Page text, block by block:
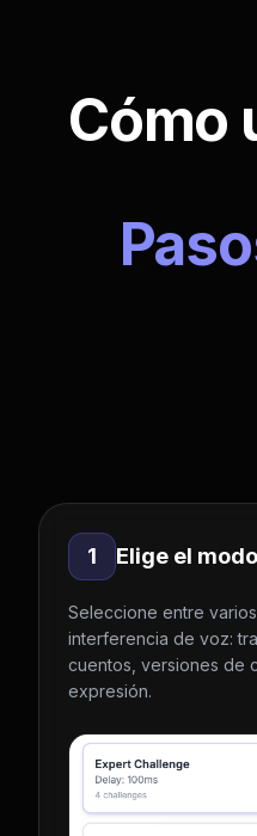
Cómo
1 Elige el
Seleccione entre
interferencia de voz:
cuentos, versiones de
expresión.